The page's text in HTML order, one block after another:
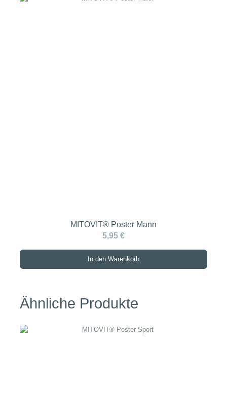
MITOVIT® Poster Mann
5,95 €
In den Warenkorb
Ähnliche Produkte